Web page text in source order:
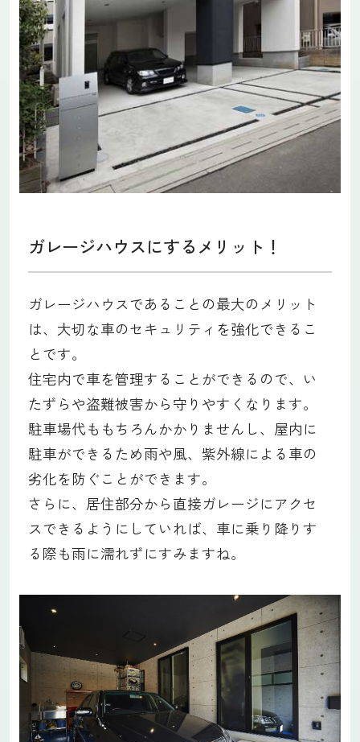
ガレージハウスにするメリット！
ガレージハウスであることの最大のメリット
は、大切な車のセキュリティを強化できるこ
とです。
住宅内で車を管理することができるので、い
たずらや盗難被害から守りやすくなります。
駐車場代ももちろんかかりませんし、屋内に
駐車ができるため雨や風、紫外線による車の
劣化を防ぐことができます。
さらに、居住部分から直接ガレージにアクセ
スできるようにしていれば、車に乗り降りす
る際も雨に濡れずにすみますね。